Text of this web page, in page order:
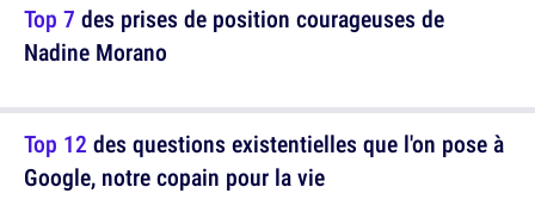
Top 7 des prises de position courageuses de
Nadine Morano
Top 12 des questions existentielles que l'on pose à
Google, notre copain pour la vie